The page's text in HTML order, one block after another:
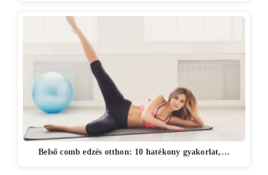
Belső comb edzés otthon: 10 hatékony gyakorlat,…